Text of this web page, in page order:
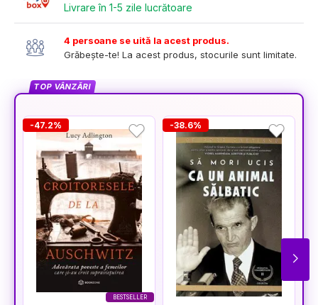
Livrare în 1-5 zile lucrătoare
4 persoane se uită la acest produs.
Grăbește-te! La acest produs, stocurile sunt limitate.
TOP VÂNZĂRI
BESTSELLER
-47.2% -38.6%